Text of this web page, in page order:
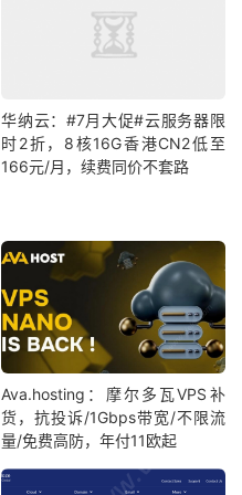
华纳云：#7月大促#云服务器限
时2折，8核16G香港CN2低至
166元/月，续费同价不套路
Ava.hosting：摩尔多瓦VPS补
货，抗投诉/1Gbps带宽/不限流
量/免费高防，年付11欧起